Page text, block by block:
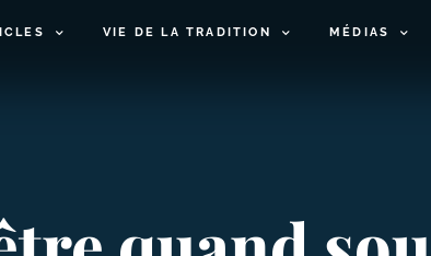
VIE DE LA TRADITION MÉDIAS